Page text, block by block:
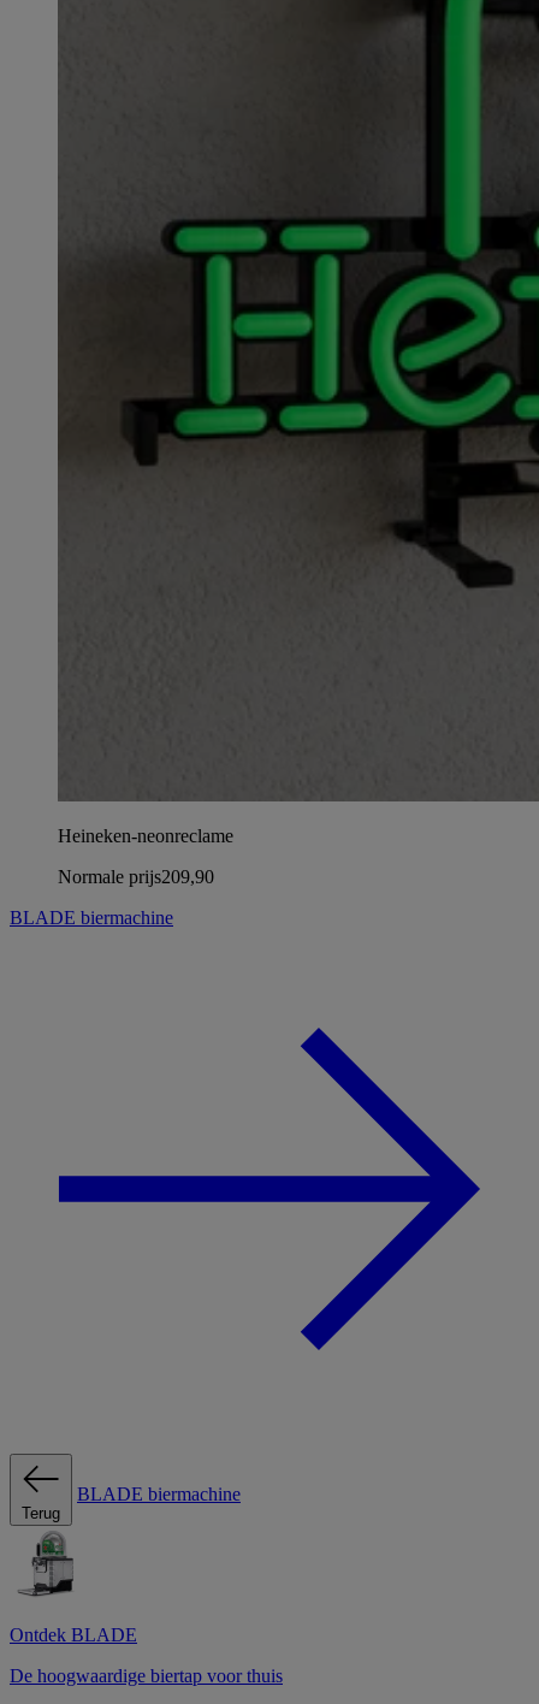
Heineken-neonreclame
Normale prijs209,90
BLADE biermachine
Terug
BLADE biermachine
Ontdek BLADE
De hoogwaardige biertap voor thuis